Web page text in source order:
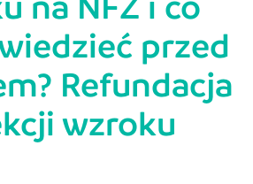
przed
Refundacja
wzroku